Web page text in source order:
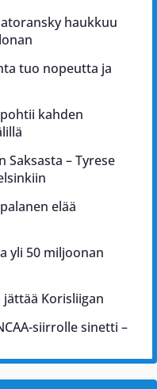
haukkuu
tuo nopeutta ja
kahden
Saksasta – Tyrese
elää
yli 50 miljoonan
jättää Korisliigan
siirrolle sinetti –